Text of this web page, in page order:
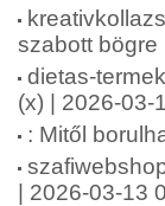
szabott bögre
dietas-
(x) | 2026-03-
: Mitől
| 2026-03-13